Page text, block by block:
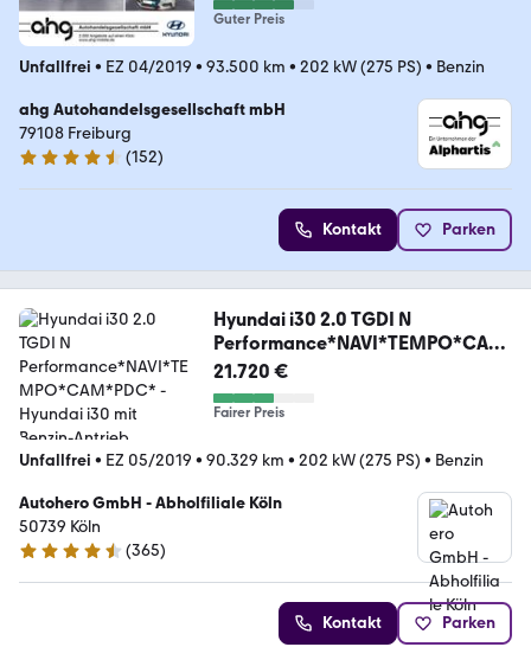
Guter Preis
Unfallfrei • EZ 04/2019 • 93.500 km • 202 kW (275 PS) • Benzin
ahg Autohandelsgesellschaft mbH
79108 Freiburg
4.6 Sterne
(152)
Kontakt Parken
Hyundai i30 2.0 TGDI N
Performance*NAVI*TEMPO*CAM
*PDC*
21.720 €
Fairer Preis
Unfallfrei • EZ 05/2019 • 90.329 km • 202 kW (275 PS) • Benzin
Autohero GmbH - Abholfiliale Köln
50739 Köln
4.6 Sterne
(365)
Kontakt Parken